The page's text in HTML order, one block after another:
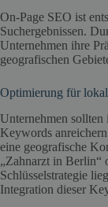
On-Page SEO ist
Suchergebnissen.
Unternehmen ihre
geografischen
Optimierung für
Unternehmen
Keywords
eine geografische
„Zahnarzt in Berlin“
Schlüsselstrategie
Integration dieser